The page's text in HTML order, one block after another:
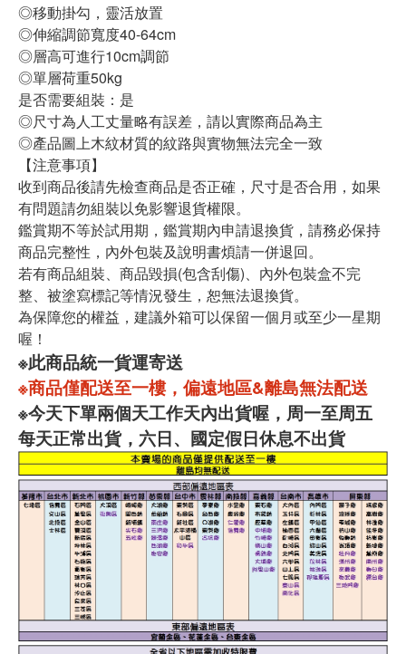
◎移動掛勾，靈活放置
◎伸縮調節寬度40-64cm
◎層高可進行10cm調節
◎單層荷重50kg
是否需要組裝：是
◎尺寸為人工丈量略有誤差，請以實際商品為主
◎產品圖上木紋材質的紋路與實物無法完全一致
【注意事項】
收到商品後請先檢查商品是否正確，尺寸是否合用，如果
有問題請勿組裝以免影響退貨權限。
鑑賞期不等於試用期，鑑賞期內申請退換貨，請務必保持
商品完整性，內外包裝及說明書煩請一併退回。
若有商品組裝、商品毀損(包含刮傷)、內外包裝盒不完
整、被塗寫標記等情況發生，恕無法退換貨。
為保障您的權益，建議外箱可以保留一個月或至少一星期
喔！
※此商品統一貨運寄送
※商品僅配送至一樓，偏遠地區&離島無法配送
※今天下單兩個天工作天內出貨喔，周一至周五
每天正常出貨，六日、國定假日休息不出貨